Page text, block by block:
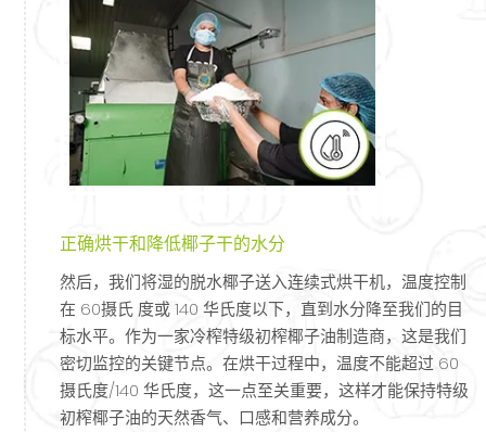
正确烘干和降低椰子干的水分
然后，我们将湿的脱水椰子送入连续式烘干机，温度控制
在 60摄氏 度或 140 华氏度以下，直到水分降至我们的目
标水平。作为一家冷榨特级初榨椰子油制造商，这是我们
密切监控的关键节点。在烘干过程中，温度不能超过 60
摄氏度/140 华氏度，这一点至关重要，这样才能保持特级
初榨椰子油的天然香气、口感和营养成分。